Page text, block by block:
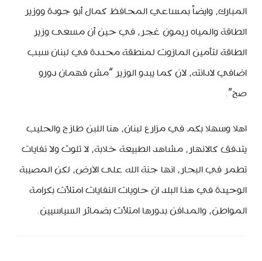
المبارك، وايضاً بمساعي المحافظ كمال أبو جودة ووزير
الطاقة والمياه ريمون غجر، في حين أن مسعى وزير
الطاقة لتأمين المازوت لمنطقة محددة في لبنان سبب
اضافي لادانته، لان كما يبدو الوزير “مش فهمان دورو
صح”.
اهلا وسهلا بكم في مزارع لبنان، هنا اللبن طازج والحليب
يتدفق كالانهار، مشاهد الطبيعة خلابة، لا تلوث ولا نفايات
تطمر في البحار، انها جنة الله على الارض، لكن المصيبة
الوحيدة في هذا البلد ان حاويات النفايات امتلأت بكرامة
المواطن، والمدافن بدورها امتلأت بضمائر السياسيين.